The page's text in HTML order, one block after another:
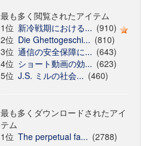
最も多く閲覧されたアイテム
1位 新冷戦期における... (910)
2位 Die Ghettogeschi... (810)
3位 通信の安全保障に... (643)
4位 ショート動画の効... (623)
5位 J.S. ミルの社会... (460)
最も多くダウンロードされたアイ
テム
1位 The perpetual fa... (2788)